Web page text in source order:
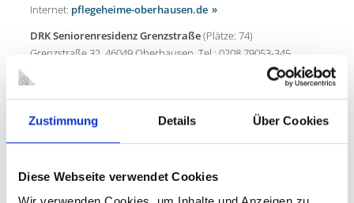
Zustimmung Details Über Cookies
Diese Webseite verwendet Cookies
Internet: pflegeheime-oberhausen.de
DRKSeniorenresidenz Grenzstraße(Plätze: 74)
Grenzstraße 32, 46049 Oberhausen, Tel.: 0208 79053-345
DRKSeniorenresidenz Wernerstraße(Plätze: 80)
Wernerstraße 5, 46049 Oberhausen, Tel.: 0208 857630
pflegeheime-oberhausen.de
An der Guten Hoffnung 9, 46145 Oberhausen, Tel.: 0208